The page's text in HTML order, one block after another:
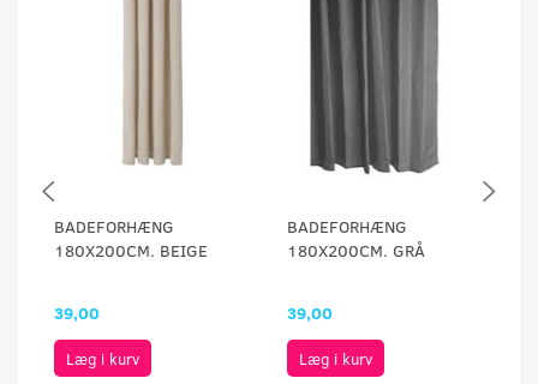
BADEFORHÆNG
180X200CM. BEIGE
39,00
Læg i kurv
BADEFORHÆNG
180X200CM. GRÅ
39,00
Læg i kurv